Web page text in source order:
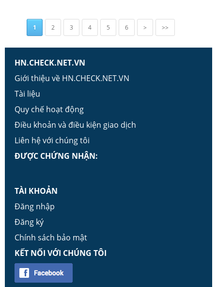
1 2 3 4 5 6 > >>
HN.CHECK.NET.VN
Giới thiệu về HN.CHECK.NET.VN
Tài liệu
Quy chế hoạt động
Điều khoản và điều kiện giao dịch
Liên hệ với chúng tôi
ĐƯỢC CHỨNG NHẬN:
TÀI KHOẢN
Đăng nhập
Đăng ký
Chính sách bảo mật
KẾT NỐI VỚI CHÚNG TÔI